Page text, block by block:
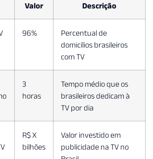
Valor Descrição
96%
Percentual de
domicílios brasileiros
com TV
3
horas
Tempo médio que os
brasileiros dedicam à
TV por dia
R$ X
bilhões
Valor investido em
publicidade na TV no